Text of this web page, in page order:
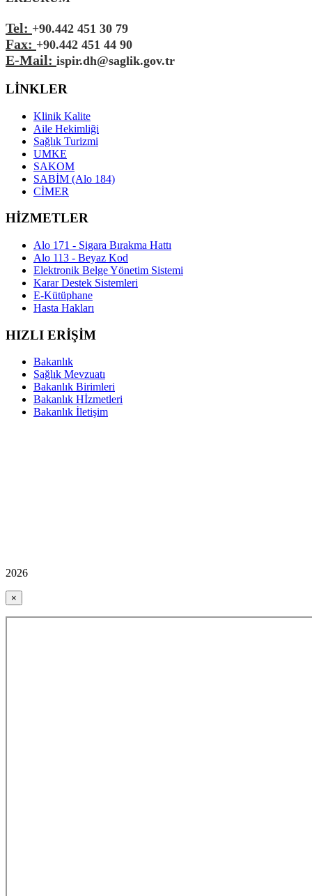
Tel: +90.442 451 30 79
Fax: +90.442 451 44 90
E-Mail: ispir.dh@saglik.gov.tr
LİNKLER
Klinik Kalite
Aile Hekimliği
Sağlık Turizmi
UMKE
SAKOM
SABİM (Alo 184)
CİMER
HİZMETLER
Alo 171 - Sigara Bırakma Hattı
Alo 113 - Beyaz Kod
Elektronik Belge Yönetim Sistemi
Karar Destek Sistemleri
E-Kütüphane
Hasta Hakları
HIZLI ERİŞİM
Bakanlık
Sağlık Mevzuatı
Bakanlık Birimleri
Bakanlık Hİzmetleri
Bakanlık İletişim
2026
×